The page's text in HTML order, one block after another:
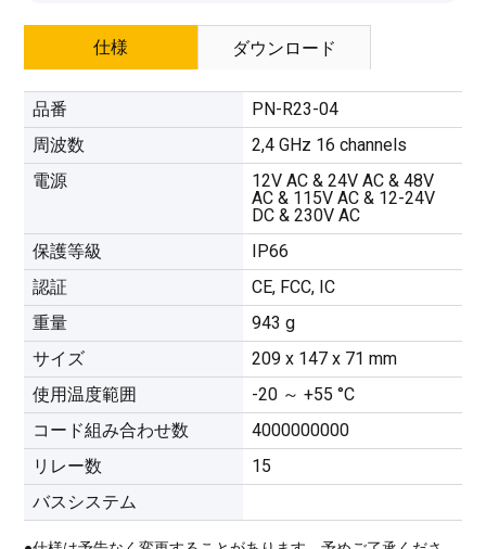
仕様 ダウンロード
品番
PN-R23-04
周波数
2,4 GHz 16 channels
電源
12V AC & 24V AC & 48V
AC & 115V AC & 12-24V
DC & 230V AC
保護等級
IP66
認証
CE, FCC, IC
重量
943 g
サイズ
209 x 147 x 71 mm
使用温度範囲
-20 ～ +55 °C
コード組み合わせ数
4000000000
リレー数
15
バスシステム